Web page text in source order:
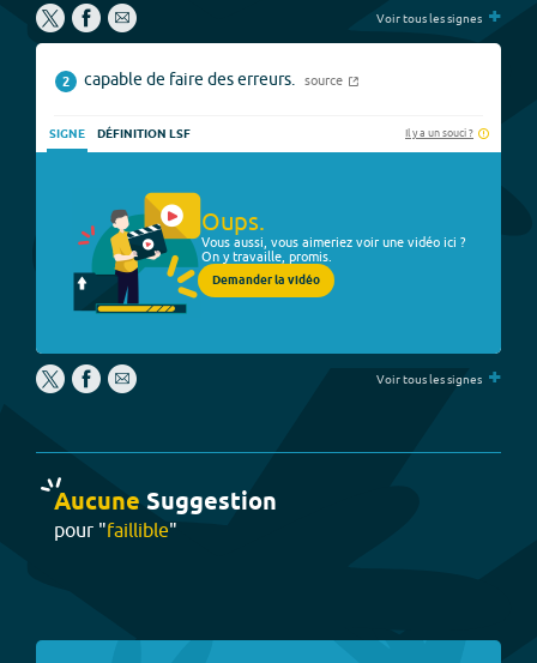
Voir tous les signes +
2 capable de faire des erreurs. source
SIGNE DÉFINITION LSF Il y a un souci ?
Oups.
Vous aussi, vous aimeriez voir une vidéo ici ?
On y travaille, promis.
Demander la vidéo
Voir tous les signes +
Aucune Suggestion
pour "faillible"